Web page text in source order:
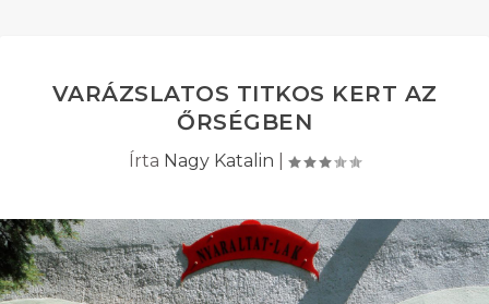
VARÁZSLATOS TITKOS KERT AZ
ŐRSÉGBEN
Írta Nagy Katalin